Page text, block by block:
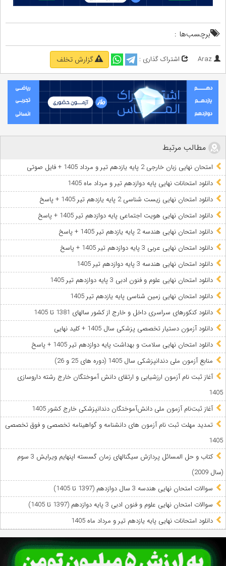
برچسب‌ها :
Araz اشتراک گذاری : گزارش تخلف
مطالب مرتبط
امتحان نهایی زبان خارجی 2 پایه یازدهم تیر و مرداد 1405 + فایل صوتی
دانلود امتحانات نهایی پایه دوازدهم تیر و مرداد ماه 1405
دانلود امتحان نهایی زیست شناسی 2 پایه یازدهم تیر 1405 + پاسخ
دانلود امتحان نهایی هویت اجتماعی پایه دوازدهم تیر 1405 + پاسخ
دانلود امتحان نهایی هندسه 2 پایه یازدهم تیر 1405 + پاسخ
دانلود امتحان نهایی عربی 3 پایه دوازدهم تیر 1405 + پاسخ
دانلود امتحان نهایی هندسه 3 پایه دوازدهم تیر 1405
دانلود امتحان نهایی علوم و فنون ادبی 3 پایه دوازدهم تیر 1405
دانلود امتحان نهایی زمین شناسی پایه یازدهم تیر 1405
دانلود کنکورهای سراسری داخل و خارج از کشور سالهای 1381 تا 1405
دانلود آزمون دستیار تخصصی پزشکی سال 1405 + کلید نهایی
دانلود امتحان نهایی سلامت و بهداشت پایه دوازدهم تیر 1405 + پاسخ
ﻣﻨﺎﺑﻊ آزﻣﻮن ﻣﻠﯽ دندانپزشکی سال 1405 (دوره های 25 و 26)
آغاز ثبت نام آزمون‌ ارزشیابی و ارتقای دانش آموختگان خارج رشته داروسازی
1405
آغاز ثبت‌نام آزمون ملی دانش‌آموختگان دندانپزشکی خارج کشور 1405
تمدید مهلت ثبت نام آزمون های دانشنامه و گواهینامه تخصصی و فوق تخصصی
1405
کتاب و حل المسائل پردازش سیگنالهای زمان گسسته اپنهایم ویرایش 3 سوم
(سال 2009)
سوالات امتحان نهایی هندسه 3 سال دوازدهم (1397 تا 1405)
سوالات امتحان نهایی علوم و فنون ادبی 3 پایه دوازدهم (1397 تا 1405)
دانلود امتحانات نهایی پایه یازدهم تیر و مرداد ماه 1405